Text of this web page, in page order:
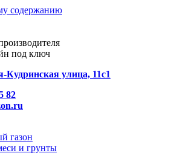
содержанию
под ключ
Кудринская улица, 11с1
82
газон
и грунты